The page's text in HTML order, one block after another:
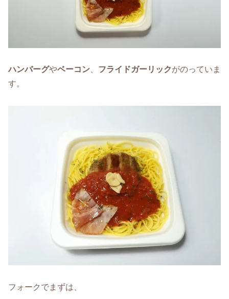
ハンバーグやベーコン フライドガーリックがのっていま
す。
フォークでまずは、